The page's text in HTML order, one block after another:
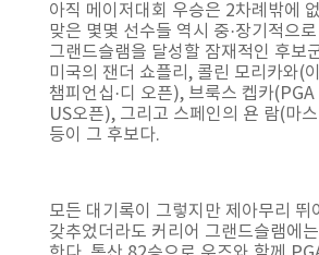
아직 메이저대회 우승은 2차례밖에
맞은 몇몇 선수들 역시 중·장기적으로
그랜드슬램을 달성할 잠재적인 후보
미국의 잰더 쇼플리, 콜린 모리카와(
챔피언십·디 오픈), 브룩스 켑카
US오픈), 그리고 스페인의 욘 람(마
등이 그 후보다.
모든 대기록이 그렇지만 제아무리 뛰
갖추었더라도 커리어 그랜드슬램에